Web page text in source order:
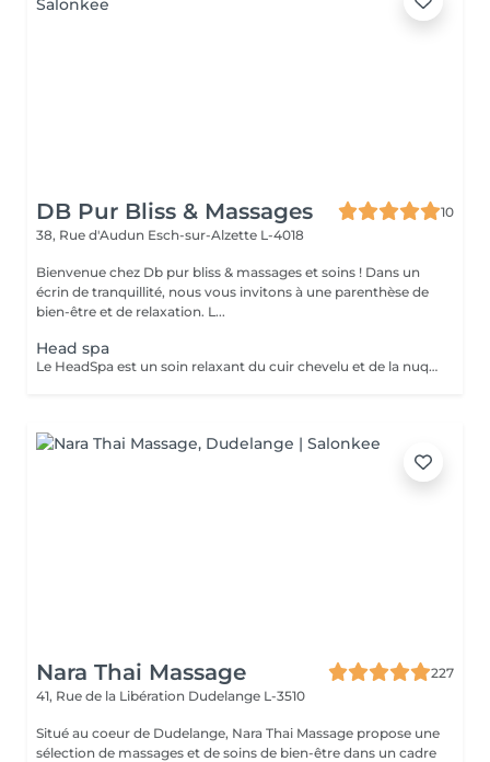
DB Pur Bliss & Massages
10
38, Rue d'Audun Esch-sur-Alzette L-4018
Bienvenue chez Db pur bliss & massages et soins ! Dans un
écrin de tranquillité, nous vous invitons à une parenthèse de
bien-être et de relaxation. L...
Head spa
Le HeadSpa est un soin relaxant du cuir chevelu et de la nuque qui combine massage, stimulation et soins ciblés. Il favorise une détente profonde, aide à réduire le stress, l'anxiété et les tensions nerveuses, tout en améliorant la circulation sanguine. Ce soin contribue également à un cuir chevelu plus sain, stimule la pousse des cheveux, diminue les maux de tête et procure une sensation immédiate de bien-être et de légèreté mentale.
Nara Thai Massage
227
41, Rue de la Libération Dudelange L-3510
Situé au coeur de Dudelange, Nara Thai Massage propose une
sélection de massages et de soins de bien-être dans un cadre